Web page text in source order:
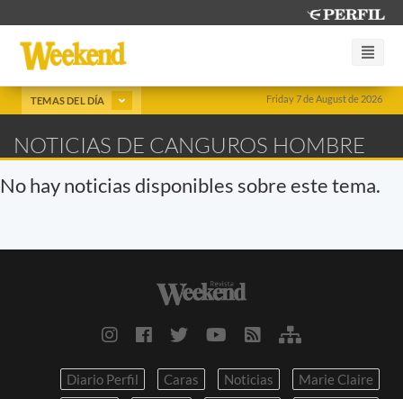
Friday 7 de August de 2026
TEMAS DEL DÍA
NOTICIAS DE CANGUROS HOMBRE
No hay noticias disponibles sobre este tema.
Diario Perfil Caras Noticias
Marie Claire